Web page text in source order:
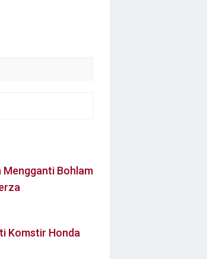
Mengganti Bohlam
Komstir Honda